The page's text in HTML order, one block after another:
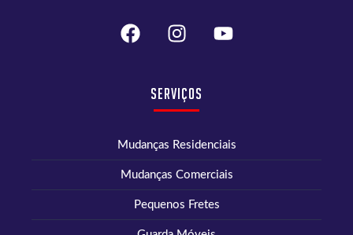
Serviços
Mudanças Residenciais
Mudanças Comerciais
Pequenos Fretes